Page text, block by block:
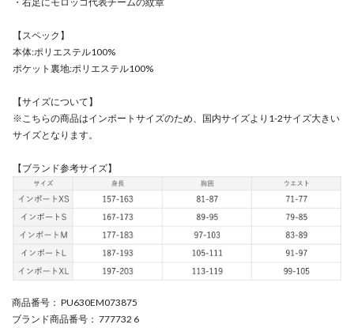
【スペック】
本体:ポリエステル100%
ポケット裏地:ポリエステル100%
【サイズについて】
※こちらの商品はインポートサイズのため、国内サイズより1-2サイズ大きい
サイズとなります。
【ブランド参考サイズ】
商品番号 ： PU630EM073875
ブランド商品番号 ： 777732 6